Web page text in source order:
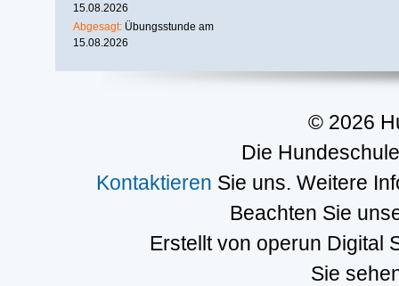
15.08.2026
Abgesagt: Übungsstunde am
15.08.2026
© 2026
Die
Kontaktieren Sie uns. Weitere
Beachten Sie
Erstellt von operun Digital
Sie